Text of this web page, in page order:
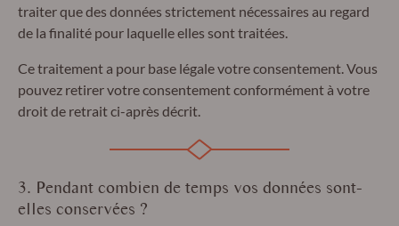
traiter que des données strictement nécessaires au regard
de la finalité pour laquelle elles sont traitées.
Ce traitement a pour base légale votre consentement. Vous
pouvez retirer votre consentement conformément à votre
droit de retrait ci-après décrit.
3. Pendant combien de temps vos données sont-
elles conservées ?